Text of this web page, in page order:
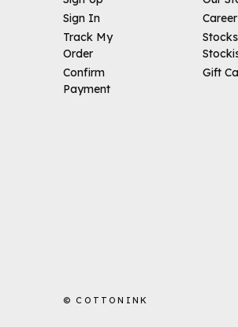
Sign In
Track My
Order
Confirm
Payment
Gift
© COTTONINK